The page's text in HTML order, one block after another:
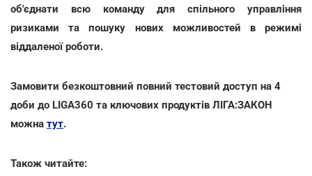
об'єднати всю команду для спільного управління
ризиками та пошуку нових можливостей в режимі
віддаленої роботи.
Замовити безкоштовний повний тестовий доступ на 4
доби до LIGA360 та ключових продуктів ЛІГА:ЗАКОН
можна тут.
Також читайте: